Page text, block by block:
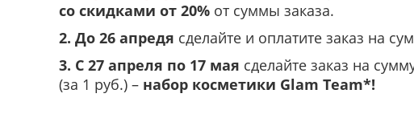
со скидками от 20% от суммы заказа.
2. До 26 апредя сделайте и оплатите заказ на
3. С 27 апреля по 17 мая сделайте заказ на
(за 1 руб.) – набор косметики Glam Team*!